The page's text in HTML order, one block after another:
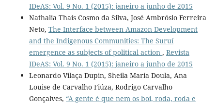
IDeAS: Vol. 9 No. 1 (2015): janeiro a junho de 2015
Nathalia Thaís Cosmo da Silva, José Ambrósio Ferreira
Neto, The Interface between Amazon Development
and the Indigenous Communities: The Suruí
emergence as subjects of political action , Revista
IDeAS: Vol. 9 No. 1 (2015): janeiro a junho de 2015
Leonardo Vilaça Dupin, Sheila Maria Doula, Ana
Louise de Carvalho Fiúza, Rodrigo Carvalho
Gonçalves, “A gente é que nem os boi, roda, roda e